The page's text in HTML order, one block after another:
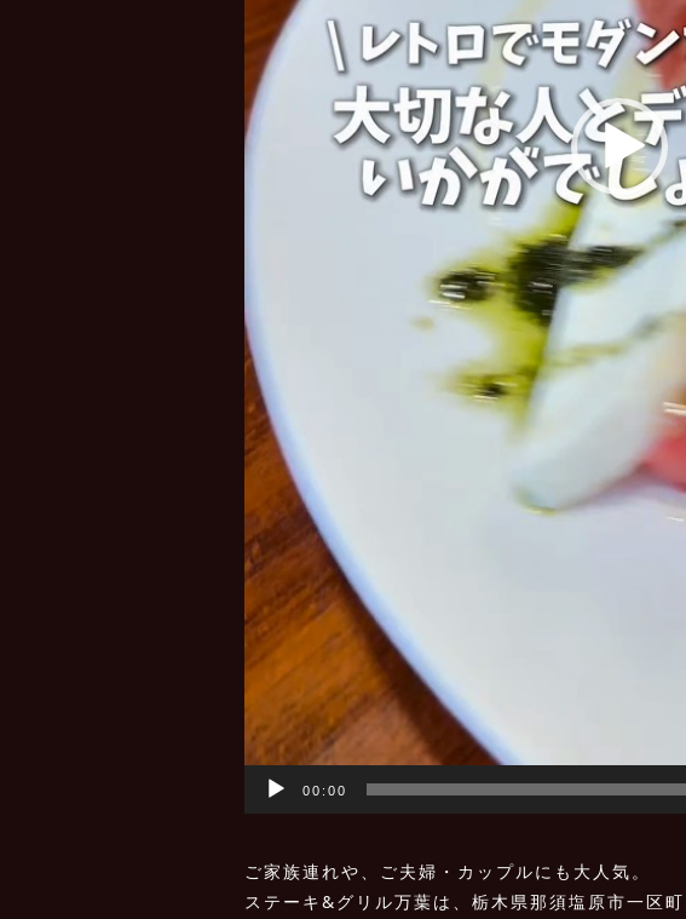
00:00
ご家族連れや、ご夫婦・カップルにも大人気。
ステーキ&グリル万葉は、栃木県那須塩原市一区